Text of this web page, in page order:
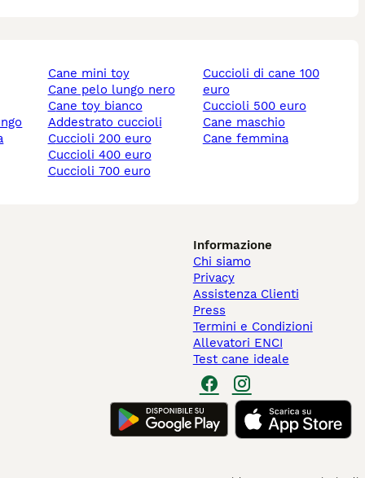
cane mini toy
cane pelo lungo nero
cane toy bianco
addestrato cuccioli
cuccioli 200 euro
cuccioli 400 euro
cuccioli 700 euro
cuccioli di cane 100
euro
cuccioli 500 euro
cane maschio
cane femmina
Informazione
Chi siamo
Privacy
Assistenza Clienti
Press
Termini e Condizioni
Allevatori ENCI
Test cane ideale